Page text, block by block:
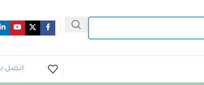
اتصل